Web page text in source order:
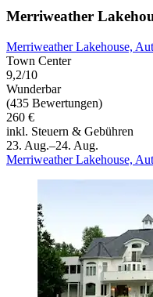
Merriweather
Merriweather Lakehouse,
Town Center
9,2/10
Wunderbar
(435 Bewertungen)
260 €
inkl. Steuern & Gebühren
23. Aug.–24. Aug.
Merriweather Lakehouse,